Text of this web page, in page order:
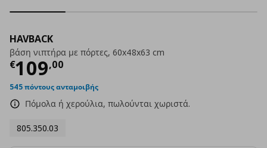
HAVBACK
βάση νιπτήρα με πόρτες, 60x48x63 cm
€109,00
Τρέχουσα τιμή
545 πόντους ανταμοιβής
Πόμολα ή χερούλια, πωλούνται χωριστά.
805.350.03